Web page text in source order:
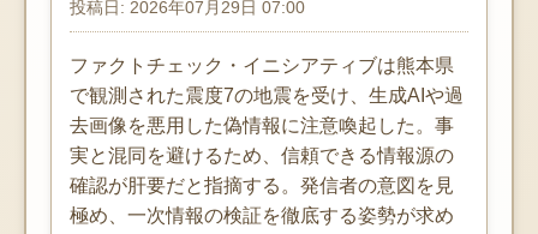
投稿日: 2026年07月29日 07:00
ファクトチェック・イニシアティブは熊本県
で観測された震度7の地震を受け、生成AIや過
去画像を悪用した偽情報に注意喚起した。事
実と混同を避けるため、信頼できる情報源の
確認が肝要だと指摘する。発信者の意図を見
極め、一次情報の検証を徹底する姿勢が求め